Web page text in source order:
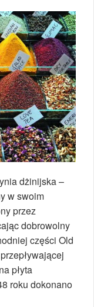
dżinijska –
w swoim
przez
dobrowolny
części Old
płyta
roku dokonano